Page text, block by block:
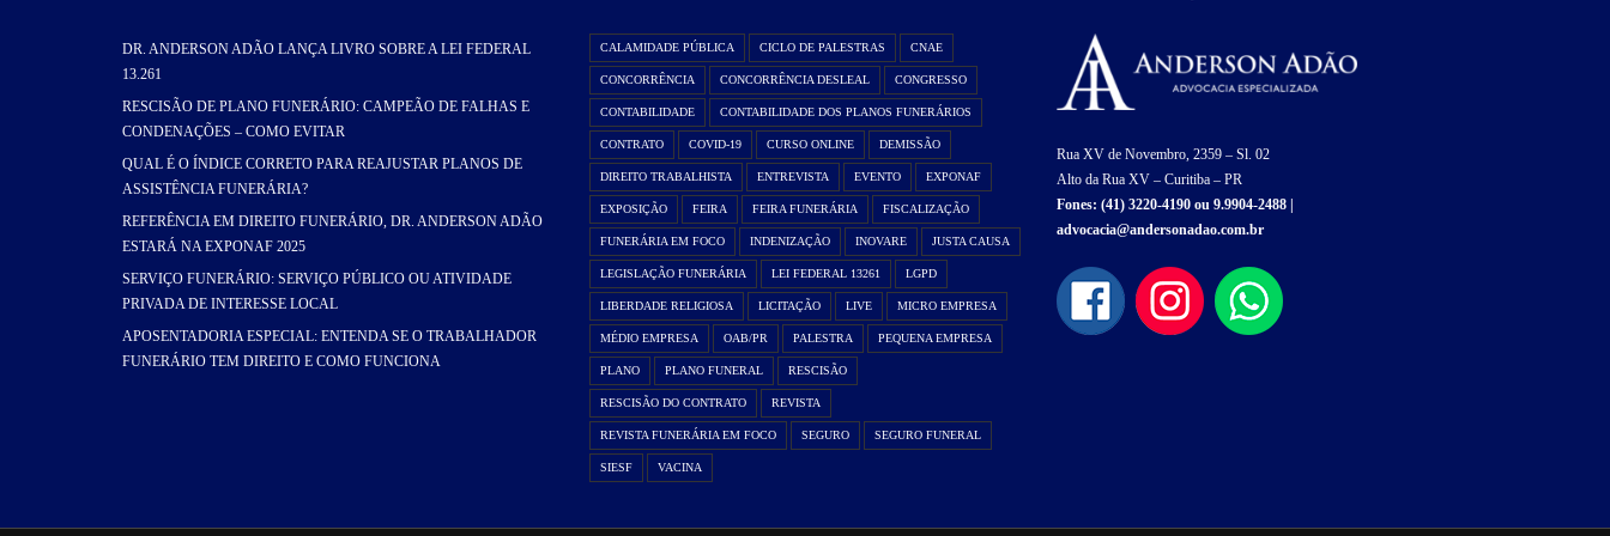
DR. ANDERSON ADÃO LANÇA LIVRO SOBRE A LEI FEDERAL
13.261
RESCISÃO DE PLANO FUNERÁRIO: CAMPEÃO DE FALHAS E
CONDENAÇÕES – COMO EVITAR
QUAL É O ÍNDICE CORRETO PARA REAJUSTAR PLANOS DE
ASSISTÊNCIA FUNERÁRIA?
REFERÊNCIA EM DIREITO FUNERÁRIO, DR. ANDERSON ADÃO
ESTARÁ NA EXPONAF 2025
SERVIÇO FUNERÁRIO: SERVIÇO PÚBLICO OU ATIVIDADE
PRIVADA DE INTERESSE LOCAL
APOSENTADORIA ESPECIAL: ENTENDA SE O TRABALHADOR
FUNERÁRIO TEM DIREITO E COMO FUNCIONA
CALAMIDADE PÚBLICA CICLO DE PALESTRAS CNAE
CONCORRÊNCIA CONCORRÊNCIA DESLEAL CONGRESSO
CONTABILIDADE CONTABILIDADE DOS PLANOS FUNERÁRIOS
CONTRATO COVID-19 CURSO ONLINE DEMISSÃO
DIREITO TRABALHISTA ENTREVISTA EVENTO EXPONAF
EXPOSIÇÃO FEIRA FEIRA FUNERÁRIA FISCALIZAÇÃO
FUNERÁRIA EM FOCO INDENIZAÇÃO INOVARE JUSTA CAUSA
LEGISLAÇÃO FUNERÁRIA LEI FEDERAL 13261 LGPD
LIBERDADE RELIGIOSA LICITAÇÃO LIVE MICRO EMPRESA
MÉDIO EMPRESA OAB/PR PALESTRA PEQUENA EMPRESA
PLANO PLANO FUNERAL RESCISÃO
RESCISÃO DO CONTRATO REVISTA
REVISTA FUNERÁRIA EM FOCO SEGURO SEGURO FUNERAL
SIESF VACINA
Rua XV de Novembro, 2359 – Sl. 02
Alto da Rua XV – Curitiba – PR
Fones: (41) 3220-4190ou 9.9904-2488|
advocacia@andersonadao.com.br